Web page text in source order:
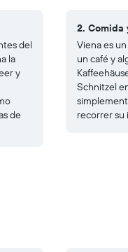
del
la
y
de
2. Comida
Viena es
un café y
Schnitzel
recorrer su